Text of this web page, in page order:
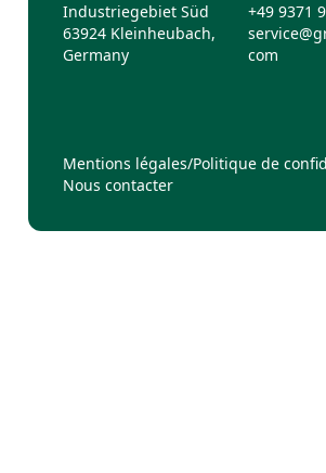
Industriegebiet Süd
+49 9371
63924 Kleinheubach,
Germany
com
Mentions légales/Politique de
Nous contacter